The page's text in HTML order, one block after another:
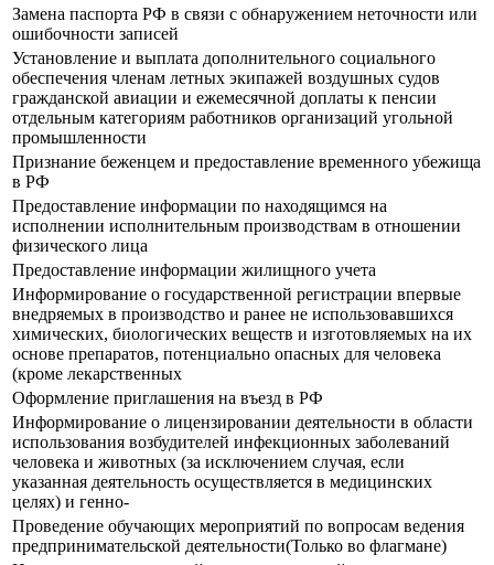
Замена паспорта РФ в связи с обнаружением неточности или
ошибочности записей
Установление и выплата дополнительного социального
обеспечения членам летных экипажей воздушных судов
гражданской авиации и ежемесячной доплаты к пенсии
отдельным категориям работников организаций угольной
промышленности
Признание беженцем и предоставление временного убежища
в РФ
Предоставление информации по находящимся на
исполнении исполнительным производствам в отношении
физического лица
Предоставление информации жилищного учета
Информирование о государственной регистрации впервые
внедряемых в производство и ранее не использовавшихся
химических, биологических веществ и изготовляемых на их
основе препаратов, потенциально опасных для человека
(кроме лекарственных
Оформление приглашения на въезд в РФ
Информирование о лицензировании деятельности в области
использования возбудителей инфекционных заболеваний
человека и животных (за исключением случая, если
указанная деятельность осуществляется в медицинских
целях) и генно-
Проведение обучающих мероприятий по вопросам ведения
предпринимательской деятельности(Только во флагмане)